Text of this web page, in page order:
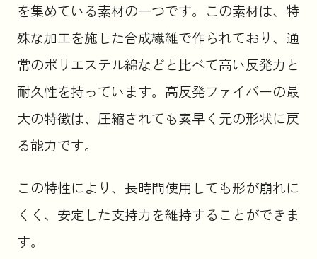
を集めている素材の一つです。この素材は、特
殊な加工を施した合成繊維で作られており、通
常のポリエステル綿などと比べて高い反発力と
耐久性を持っています。高反発ファイバーの最
大の特徴は、圧縮されても素早く元の形状に戻
る能力です。
この特性により、長時間使用しても形が崩れに
くく、安定した支持力を維持することができま
す。